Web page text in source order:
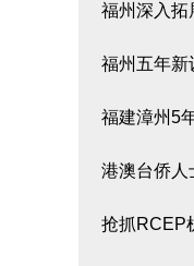
福州深入拓
福州五年新
福建漳州5
港澳台侨人
抢抓RCEP